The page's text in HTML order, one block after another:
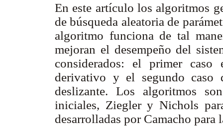
En este artículo los algoritmos
de búsqueda aleatoria de
algoritmo funciona de tal
mejoran el desempeño del
considerados: el primer caso
derivativo y el segundo caso
deslizante. Los algoritmos
iniciales, Ziegler y Nichols
desarrolladas por Camacho